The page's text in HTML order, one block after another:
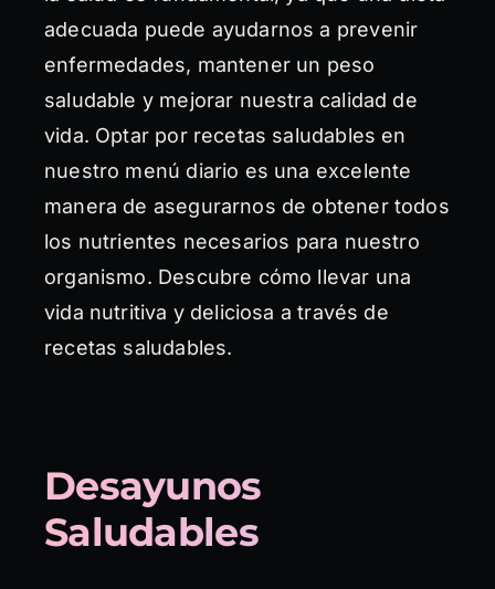
adecuada puede ayudarnos a prevenir
enfermedades, mantener un peso
saludable y mejorar nuestra calidad de
vida. Optar por recetas saludables en
nuestro menú diario es una excelente
manera de asegurarnos de obtener todos
los nutrientes necesarios para nuestro
organismo. Descubre cómo llevar una
vida nutritiva y deliciosa a través de
recetas saludables.
Desayunos
Saludables